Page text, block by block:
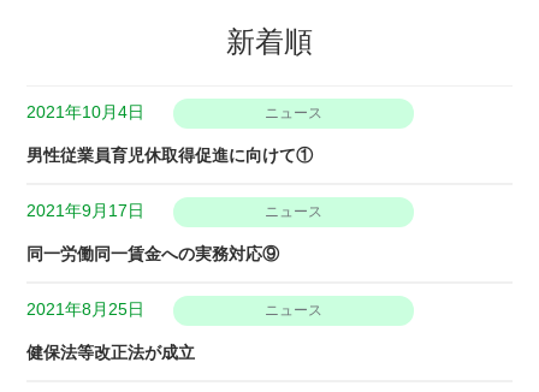
新着順
2021年10月4日 ニュース
男性従業員育児休取得促進に向けて①
2021年9月17日 ニュース
同一労働同一賃金への実務対応⑨
2021年8月25日 ニュース
健保法等改正法が成立